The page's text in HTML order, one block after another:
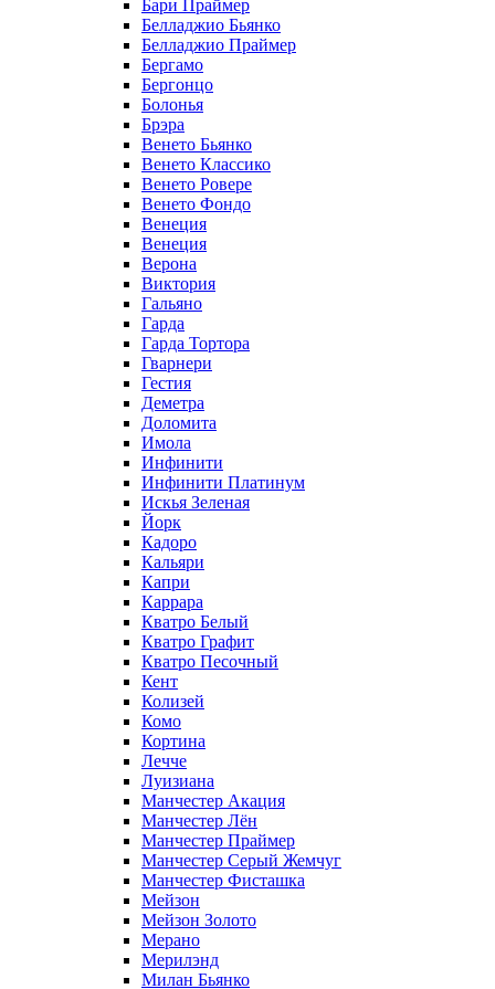
Бари Праймер
Белладжио Бьянко
Белладжио Праймер
Бергамо
Бергонцо
Болонья
Брэра
Венето Бьянко
Венето Классико
Венето Ровере
Венето Фондо
Венеция
Венеция
Верона
Виктория
Гальяно
Гарда
Гарда Тортора
Гварнери
Гестия
Деметра
Доломита
Имола
Инфинити
Инфинити Платинум
Искья Зеленая
Йорк
Кадоро
Кальяри
Капри
Каррара
Кватро Белый
Кватро Графит
Кватро Песочный
Кент
Колизей
Комо
Кортина
Лечче
Луизиана
Манчестер Акация
Манчестер Лён
Манчестер Праймер
Манчестер Серый Жемчуг
Манчестер Фисташка
Мейзон
Мейзон Золото
Мерано
Мерилэнд
Милан Бьянко